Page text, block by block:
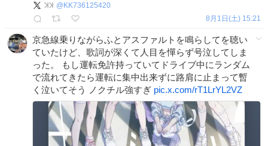
ꓘꓘ @ KK736125420
8月1日(土) 15:21
京急線乗りながらふとアスファルトを鳴らしてを聴い
ていたけど、歌詞が深くて人目を憚らず号泣してしま
った。 もし運転免許持っていてドライブ中にランダム
で流れてきたら運転に集中出来ずに路肩に止まって暫
く泣いてそう ノクチル強すぎ pic.x.com/rT1LrYL2VZ